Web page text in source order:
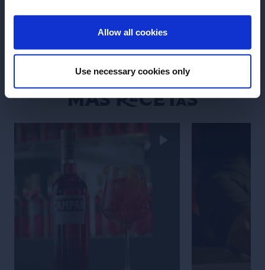
Allow all cookies
Use necessary cookies only
ENTER
Sigue estos consejos y tuMondoro Hugo
será siempre perfecto.
Más recetas